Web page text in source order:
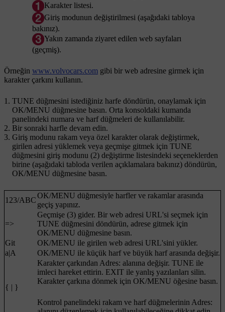
Karakter listesi.
Giriş modunun değiştirilmesi (aşağıdaki tabloya
bakınız).
Yakın zamanda ziyaret edilen web sayfaları
(geçmiş).
Örneğin www.volvocars.com gibi bir web adresine girmek için
karakter çarkını kullanın.
TUNE düğmesini istediğiniz harfe döndürün, onaylamak için
OK/MENU düğmesine basın. Orta konsoldaki kumanda
panelindeki numara ve harf düğmeleri de kullanılabilir.
Bir sonraki harfle devam edin.
Giriş modunu rakam veya özel karakter olarak değiştirmek,
girilen adresi yüklemek veya geçmişe gitmek için TUNE
düğmesini giriş modunu (2) değiştirme listesindeki seçeneklerden
birine (aşağıdaki tabloda verilen açıklamalara bakınız) döndürün,
OK/MENU düğmesine basın.
123/ABC
OK/MENU düğmesiyle harfler ve rakamlar arasında
geçiş yapınız.
=>
Geçmişe (3) gider. Bir web adresi URL'si seçmek için
TUNE düğmesini döndürün, adrese gitmek için
OK/MENU düğmesine basın.
Git
OK/MENU ile girilen web adresi URL'sini yükler.
a|A
OK/MENU ile küçük harf ve büyük harf arasında değişir.
{ | }
Karakter çarkından Adres: alanına değişir. TUNE ile
imleci hareket ettirin. EXIT ile yanlış yazılanları silin.
Karakter çarkına dönmek için OK/MENU öğesine basın.
Kontrol panelindeki rakam ve harf düğmelerinin Adres: